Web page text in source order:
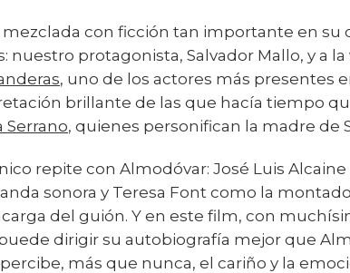
mezclada con ficción tan importante en su
nuestro protagonista, Salvador Mallo, y a la
, uno de los actores más presentes
brillante de las que hacía tiempo
Serrano, quienes personifican la madre de
repite con Almodóvar: José Luis
sonora y Teresa Font como la
del guión. Y en este film, con
dirigir su autobiografía mejor que
percibe, más que nunca, el cariño y la